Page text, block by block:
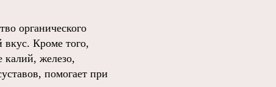
органического
вкус. Кроме того,
калий, железо,
помогает при